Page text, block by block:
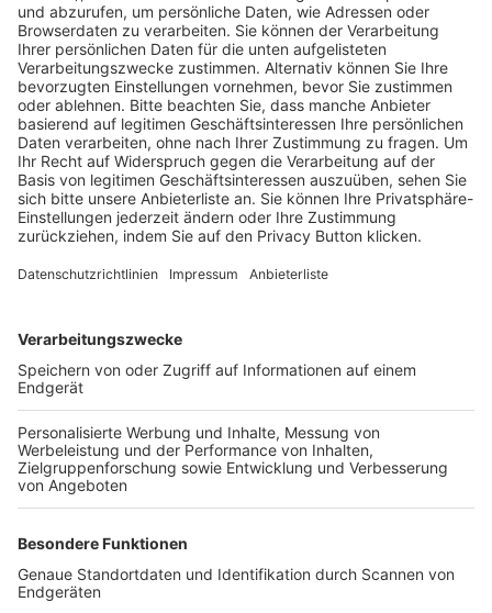
Pässe und Vereinswechsel
Trainerausbildung
Schulungsangebot Vereinsmitarbeiter
BFV-Geschäftsstellen
Trainerbörse
Login SpielPlus
FOLGE DEM BFV
TOP-VEREINE
TOP-PARTNER